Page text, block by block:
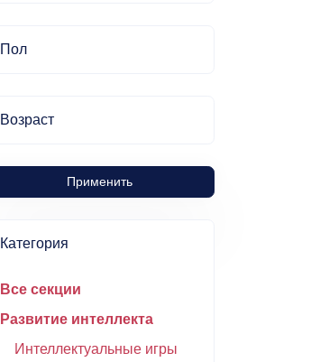
Пол
Возраст
Применить
Категория
Все секции
Развитие интеллекта
Интеллектуальные игры